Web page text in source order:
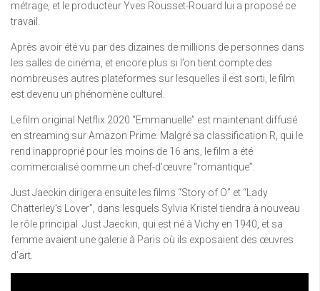
métrage, et le producteur Yves Rousset-Rouard lui a proposé ce
travail.
Après avoir été vu par des dizaines de millions de personnes dans
les salles de cinéma, et encore plus si l’on tient compte des
nombreuses autres plateformes sur lesquelles il est sorti, le film
est devenu un phénomène culturel.
Le film original Netflix 2020 “Emmanuelle” est maintenant diffusé
en streaming sur Amazon Prime. Malgré sa classification R, qui le
rend inapproprié pour les moins de 16 ans, le film a été
commercialisé comme un chef-d’œuvre “romantique”.
Just Jaeckin dirigera ensuite les films “Story of O” et “Lady
Chatterley’s Lover”, dans lesquels Sylvia Kristel tiendra à nouveau
le rôle principal. Just Jaeckin, qui est né à Vichy en 1940, et sa
femme avaient une galerie à Paris où ils exposaient des œuvres
d’art.